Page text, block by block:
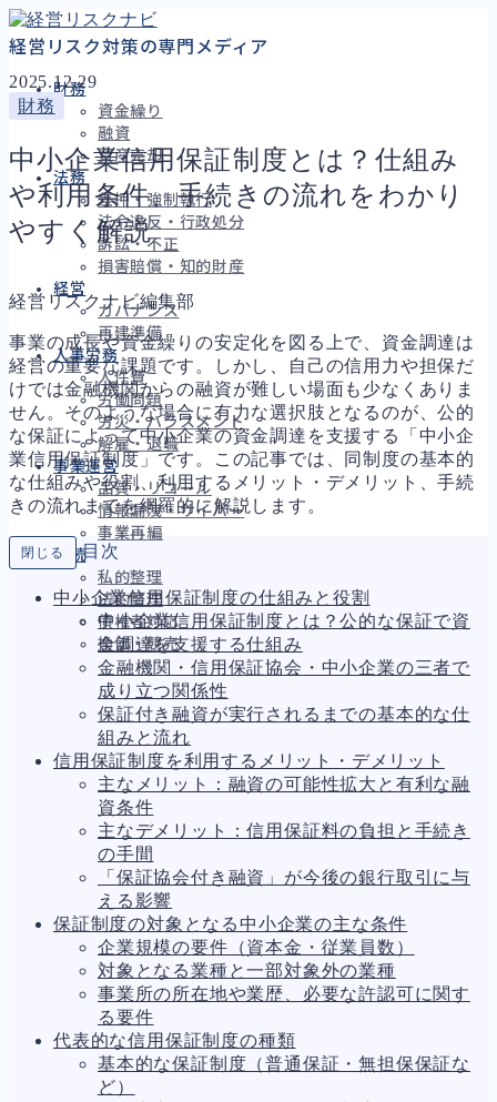
経営リスク対策の専門メディア
財務
資金繰り
融資
資産売却
法務
差押・強制執行
法令違反・行政処分
訴訟・不正
損害賠償・知的財産
経営
ガバナンス
再建準備
人事労務
人件費
労働問題
労災・ハラスメント
解雇・退職
事業運営
品質・リコール
情報漏洩・サイバー
事業再編
手続
私的整理
法的整理
債権者対応
換価・競売
670
資金繰り 192
融資 281
資産売却
1,112
差押・強制執行
法令違反・行政処分
324
訴訟・不正 283
損害賠償・知的財産273
157
ガバナンス90
再建準備67
人事労務 580
人件費20
労働問題266
労災・ハラスメント 153
2025.12.29
財務
中小企業信用保証制度とは？仕組み
や利用条件、手続きの流れをわかり
やすく解説
経営リスクナビ編集部
事業の成長や資金繰りの安定化を図る上で、資金調達は
経営の重要な課題です。しかし、自己の信用力や担保だ
けでは金融機関からの融資が難しい場面も少なくありま
せん。そのような場合に有力な選択肢となるのが、公的
な保証によって中小企業の資金調達を支援する「中小企
業信用保証制度」です。この記事では、同制度の基本的
な仕組みや役割、利用するメリット・デメリット、手続
きの流れまでを網羅的に解説します。
閉じる 目次
中小企業信用保証制度の仕組みと役割
中小企業信用保証制度とは？公的な保証で資
金調達を支援する仕組み
金融機関・信用保証協会・中小企業の三者で
成り立つ関係性
保証付き融資が実行されるまでの基本的な仕
組みと流れ
信用保証制度を利用するメリット・デメリット
主なメリット：融資の可能性拡大と有利な融
資条件
主なデメリット：信用保証料の負担と手続き
の手間
「保証協会付き融資」が今後の銀行取引に与
える影響
保証制度の対象となる中小企業の主な条件
企業規模の要件（資本金・従業員数）
対象となる業種と一部対象外の業種
事業所の所在地や業歴、必要な許認可に関す
る要件
代表的な信用保証制度の種類
基本的な保証制度（普通保証・無担保保証な
ど）